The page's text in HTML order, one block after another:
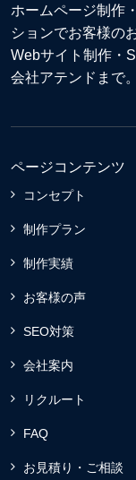
ホームページ制作
ションでお客様の
Webサイト制作 ・
会社アテンドまで。
ページコンテンツ
コンセプト
制作プラン
制作実績
お客様の声
SEO対策
会社案内
リクルート
FAQ
お見積り・ご相談